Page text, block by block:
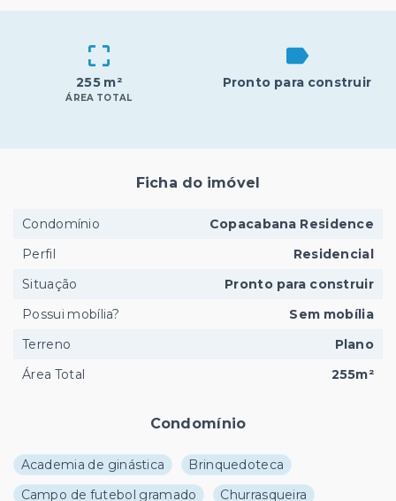
255 m²
ÁREA TOTAL
Pronto para construir
Condomínio
Academia de ginástica
Brinquedoteca
Campo de futebol gramado
Churrasqueira
Ficha do imóvel
Condomínio
Copacabana Residence
Perfil
Residencial
Situação
Pronto para construir
Possui mobília?
Sem mobília
Terreno
Plano
Área Total
255m²